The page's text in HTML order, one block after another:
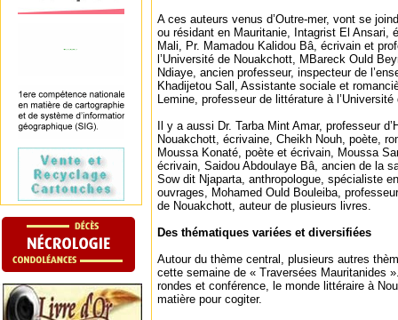
A ces auteurs venus d’Outre-mer, vont se
ou résidant en Mauritanie, Intagrist El Ansari,
Mali, Pr. Mamadou Kalidou Bâ, écrivain et
l’Université de Nouakchott, MBareck Ould
Ndiaye, ancien professeur, inspecteur de
Khadijetou Sall, Assistante sociale et
Lemine, professeur de littérature à
Il y a aussi Dr. Tarba Mint Amar, professeur
Nouakchott, écrivaine, Cheikh Nouh, poète,
Moussa Konaté, poète et écrivain, Moussa
écrivain, Saidou Abdoulaye Bâ, ancien de la
Sow dit Njaparta, anthropologue, spécialiste
ouvrages, Mohamed Ould Bouleiba,
de Nouakchott, auteur de plusieurs livres.
Des thématiques variées et diversifiées
Autour du thème central, plusieurs autres
cette semaine de « Traversées Mauritanides
rondes et conférence, le monde littéraire à
matière pour cogiter.